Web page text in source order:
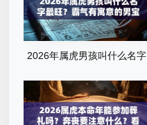
2026年属虎男孩叫什么名字
字清单